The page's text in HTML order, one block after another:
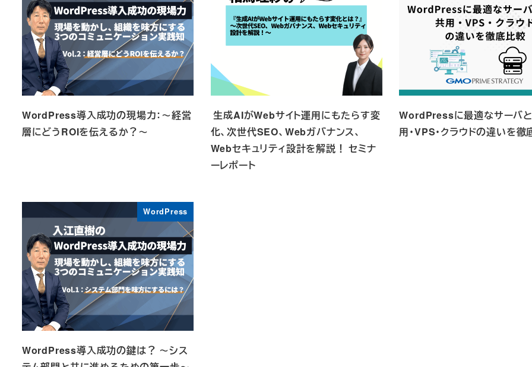
WordPress導入成功の現場力：～経営
層にどうROIを伝えるか？～
生成AIがWebサイト運用にもたらす変
化、次世代SEO、Webガバナンス、
Webセキュリティ設計を解説！ セミナ
ーレポート
WordPressに最適なサーバ
用・VPS・クラウドの違いを徹
WordPress
WordPress導入成功の鍵は？ ～シス